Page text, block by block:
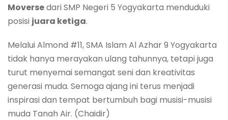
Moversedari SMP Negeri 5 Yogyakarta menduduki
posisi juara ketiga.
Melalui Almond #11, SMA Islam Al Azhar 9 Yogyakarta
tidak hanya merayakan ulang tahunnya, tetapi juga
turut menyemai semangat seni dan kreativitas
generasi muda. Semoga ajang ini terus menjadi
inspirasi dan tempat bertumbuh bagi musisi-musisi
muda Tanah Air. (Chaidir)